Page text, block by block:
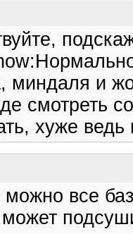
миндаля и
смотреть
хуже ведь
все